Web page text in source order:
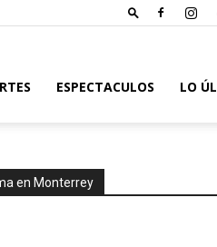
ESPECTACULOS LO
en Monterrey